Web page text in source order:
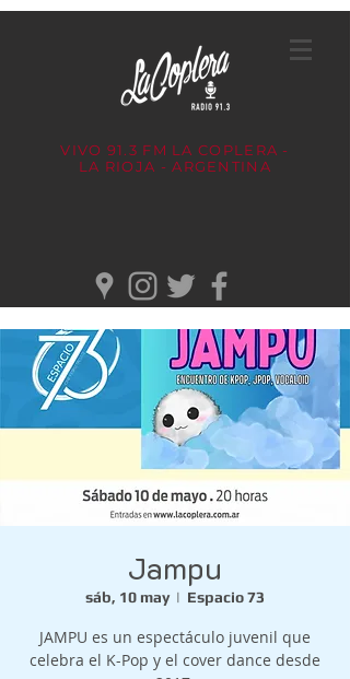
VIVO 91.3 FM LA COPLERA -
LA RIOJA - ARGENTINA
Jampu
sáb, 10 may
  |
Espacio 73
JAMPU es un espectáculo juvenil que
celebra el K-Pop y el cover dance desde